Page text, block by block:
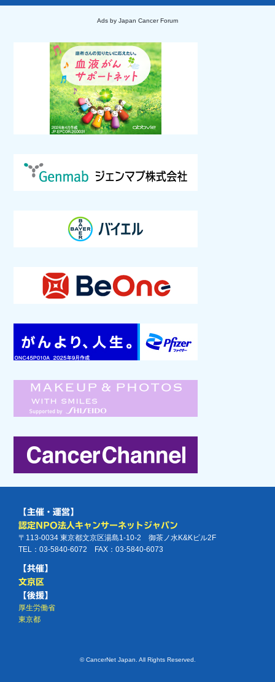
Ads by Japan Cancer Forum
【主催・運営】
認定NPO法人キャンサーネットジャパン
〒113-0034 東京都文京区湯島1-10-2 御茶ノ水K&Kビル2F
TEL：03-5840-6072 FAX：03-5840-6073
【共催】
文京区
【後援】
厚生労働省
東京都
© CancerNet Japan. All Rights Reserved.